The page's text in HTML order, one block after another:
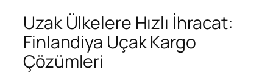
Uzak Ülkelere Hızlı İhracat:
Finlandiya Uçak Kargo
Çözümleri